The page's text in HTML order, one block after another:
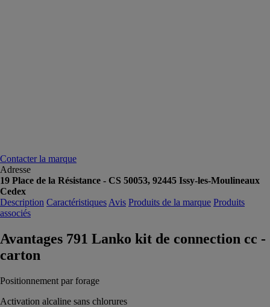
Contacter la marque
Adresse
19 Place de la Résistance - CS 50053, 92445 Issy-les-Moulineaux
Cedex
Description Caractéristiques Avis Produits de la marque Produits
associés
Avantages 791 Lanko kit de connection cc -
carton
Positionnement par forage
Activation alcaline sans chlorures